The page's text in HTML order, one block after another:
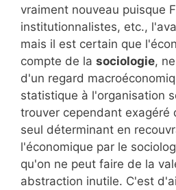
vraiment nouveau puisque
institutionnalistes, etc.,
mais il est certain que
compte de la sociologie,
d'un regard
statistique à l'organisation
trouver cependant exagéré
seul déterminant en
l'économique par le
qu'on ne peut faire de la
abstraction inutile. C'est